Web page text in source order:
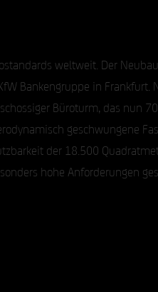
weltweit. Der
Bankengruppe in
Büroturm, das nun
geschwungene
der 18.500
hohe Anforderungen